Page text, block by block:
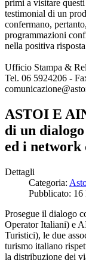
primi a visitare
testimonial di un
confermano,
programmazioni
nella positiva
Ufficio Stampa &
Tel. 06 5924206 -
ASTOI E
di un
ed i network
Dettagli
Categoria:
Pubblicato: 16
Prosegue il dialogo
Operator Italiani) e
Turistici), le due
turismo italiano
la distribuzione dei